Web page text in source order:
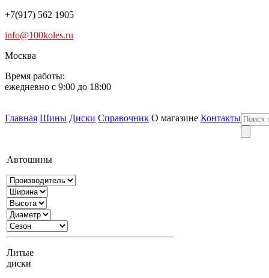
+7(917) 562 1905
info@100koles.ru
Москва
Время работы:
ежедневно с 9:00 до 18:00
Главная Шины Диски Справочник О магазине Контакты
Автошины
Литые
диски